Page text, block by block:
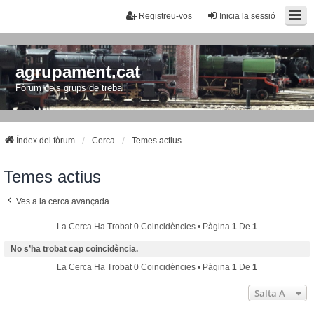
Inicia la sessió
Registreu-vos
agrupament.cat
Fòrum dels grups de treball
Índex del fòrum Cerca Temes actius
Temes actius
Ves a la cerca avançada
La Cerca Ha Trobat 0 Coincidències • Pàgina 1 De 1
No s’ha trobat cap coincidència.
La Cerca Ha Trobat 0 Coincidències • Pàgina 1 De 1
Salta A